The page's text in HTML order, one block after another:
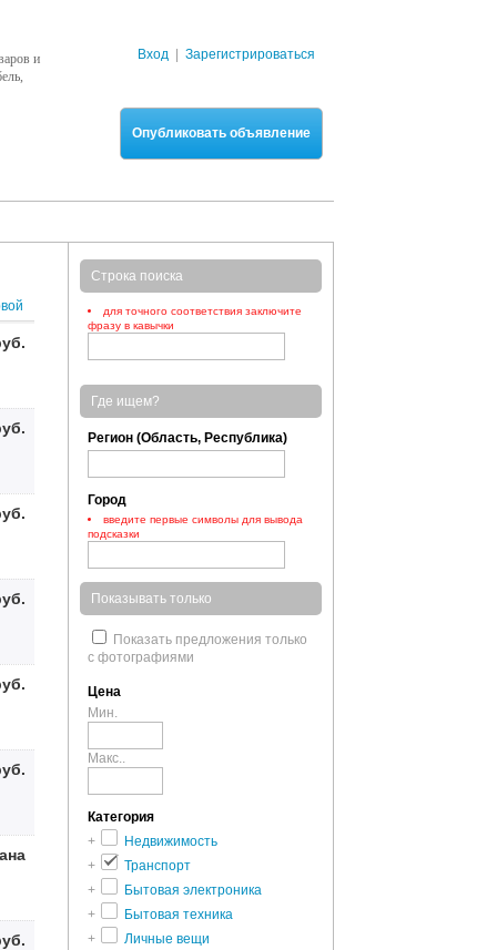
и
Вход Зарегистрироваться
Опубликовать объявление
Строка поиска
для точного соответствия заключите
фразу в кавычки
Где ищем?
Регион (Область, Республика)
Город
введите первые символы для вывода
подсказки
Показывать только
Показать предложения только
с фотографиями
Цена
Мин.
Макс..
Категория
+
Недвижимость
+
Транспорт
+
Бытовая электроника
+
Бытовая техника
+
Личные вещи